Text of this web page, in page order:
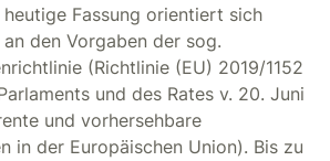
Fassung orientiert sich
den Vorgaben der sog.
(Richtlinie (EU) 2019/1152
und des Rates v. 20. Juni
und vorhersehbare
in der Europäischen Union). Bis zu